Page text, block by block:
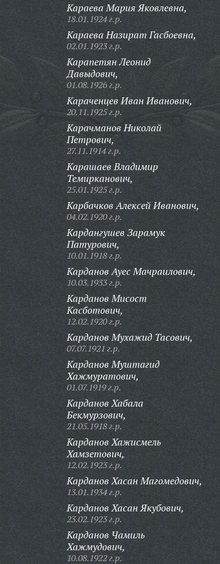
Караева Мария Яковлевна,
18.01.1924 г.р.
Караева Назират Гасбоевна,
02.01.1923 г.р.
Карапетян Леонид
Давыдович,
01.08.1926 г.р.
Караченцев Иван Иванович,
20.11.1925 г.р.
Карачманов Николай
Петрович,
27.11.1914 г.р.
Карашаев Владимир
Темирканович,
25.01.1925 г.р.
Карбачков Алексей Иванович,
04.02.1920 г.р.
Кардангушев Зарамук
Патурович,
10.01.1918 г.р.
Карданов Ауес Мачраилович,
10.03.1933 г.р.
Карданов Мисост
Касботович,
12.02.1920 г.р.
Карданов Мухажид Тасович,
07.07.1921 г.р.
Карданов Муштагид
Хажмуратович,
01.07.1919 г.р.
Карданов Хабала
Бекмурзович,
21.05.1918 г.р.
Карданов Хажисмель
Хамзетович,
12.02.1923 г.р.
Карданов Хасан Магомедович,
13.01.1934 г.р.
Карданов Хасан Якубович,
23.02.1923 г.р.
Карданов Чамиль
Хажмудович,
10.08.1922 г.р.